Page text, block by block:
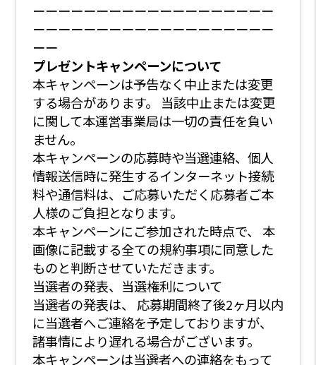
ーーーーーーーーーーーーーーーーーーー
ーーーーーーーーーーーーーーーーーーー
ーー
プレゼントキャンペーンについて
本キャンペーンは予告なく中止または変更
する場合があります。 当該中止または変更
に関して本運営事業局は一切の責任を負い
ません。
本キャンペーンの応募時や当選連絡、個人
情報送信時に発生するインターネット接続
料や通信料は、ご応募いただく応募者ご本
人様のご負担となります。
本キャンペーンにご参加された時点で、 本
画像に記載する全ての規約事項に同意した
ものと判断させていただきます。
当選者の発表、当選権利について
当選者の発表は、 応募期間終了後2ヶ月以内
に当選者へご連絡を予定しておりますが、
諸事情により遅れる場合がございます。
本キャンペーンは当選者への連絡をもって